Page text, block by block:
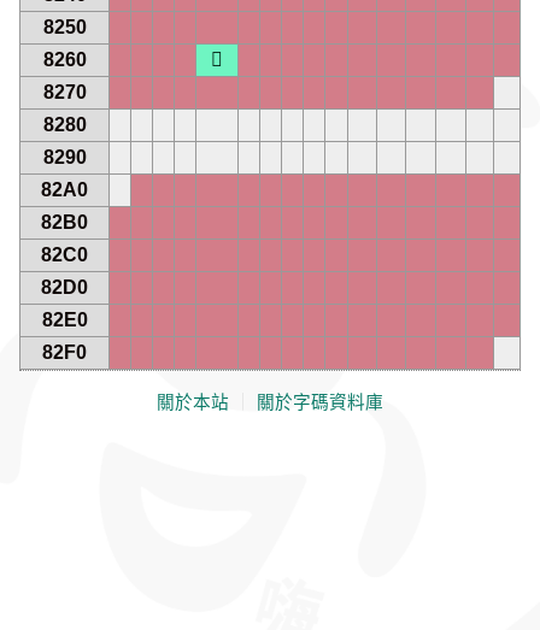
8250
8260

8270
8280
8290
82A0
82B0
82C0
82D0
82E0
82F0
關於本站 關於字碼資料庫